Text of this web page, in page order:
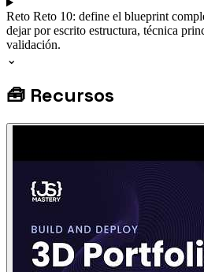
Reto Reto 10: define el blueprint
dejar por escrito estructura, técnica
validación.
⌄
🧰 Recursos